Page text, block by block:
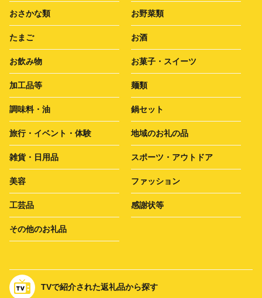
おさかな類 お野菜類
たまご お酒
お飲み物 お菓子・スイーツ
加工品等 麺類
調味料・油 鍋セット
旅行・イベント・体験 地域のお礼の品
雑貨・日用品 スポーツ・アウトドア
美容 ファッション
工芸品 感謝状等
その他のお礼品
TVで紹介された返礼品から探す